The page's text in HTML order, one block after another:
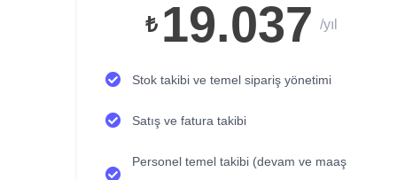
₺ 19.037 /yıl
Stok takibi ve temel sipariş yönetimi
Satış ve fatura takibi
Personel temel takibi (devam ve maaş